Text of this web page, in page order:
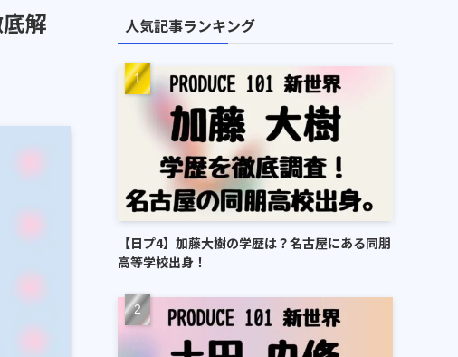
解
人気記事ランキング
【日プ4】加藤大樹の学歴は？名古屋にある同朋
高等学校出身！